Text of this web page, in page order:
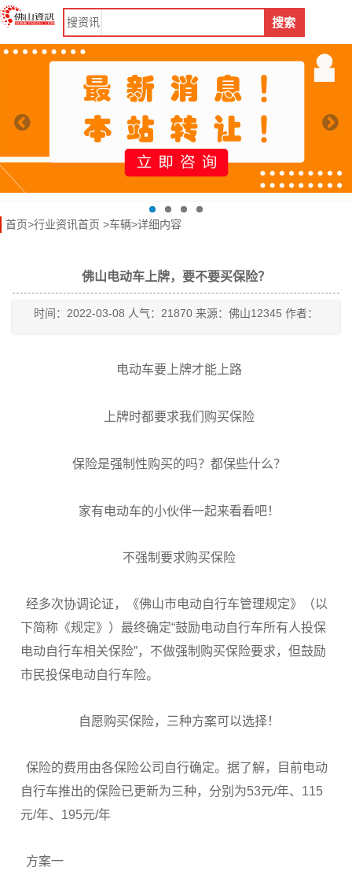
搜资讯 搜索
首页>行业资讯首页 >车辆>详细内容
佛山电动车上牌，要不要买保险？
时间：2022-03-08 人气：21870 来源：佛山12345 作者：
电动车要上牌才能上路
上牌时都要求我们购买保险
保险是强制性购买的吗？都保些什么？
家有电动车的小伙伴一起来看看吧！
不强制要求购买保险
经多次协调论证，《佛山市电动自行车管理规定》（以
下简称《规定》）最终确定“鼓励电动自行车所有人投保
电动自行车相关保险”，不做强制购买保险要求，但鼓励
市民投保电动自行车险。
自愿购买保险，三种方案可以选择！
保险的费用由各保险公司自行确定。据了解，目前电动
自行车推出的保险已更新为三种，分别为53元/年、115
元/年、195元/年
方案一